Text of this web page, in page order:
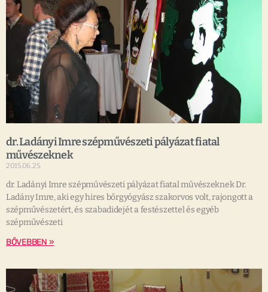
dr. Ladányi Imre szépművészeti pályázat fiatal
művészeknek
2015.06.25.
dr. Ladányi Imre szépművészeti pályázat fiatal művészeknek Dr.
Ladány Imre, aki egy hires bőrgyógyász szakorvos volt, rajongott a
szépművészetért, és szabadidejét a festészettel és egyéb
szépművészeti
BŐVEBBEN »